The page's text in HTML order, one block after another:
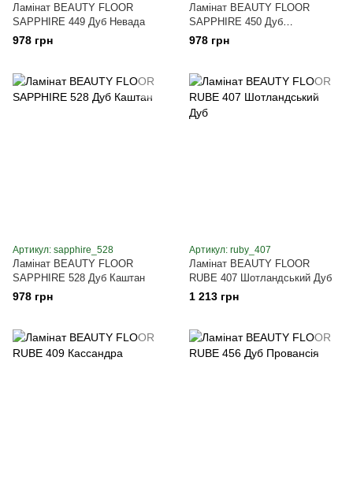
Ламінат BEAUTY FLOOR
SAPPHIRE 449 Дуб Невада
978 грн
Ламінат BEAUTY FLOOR
SAPPHIRE 450 Дуб
Натуральний
978 грн
Артикул: sapphire_528
Ламінат BEAUTY FLOOR
SAPPHIRE 528 Дуб Каштан
978 грн
Артикул: ruby_407
Ламінат BEAUTY FLOOR
RUBE 407 Шотландський Дуб
1 213 грн